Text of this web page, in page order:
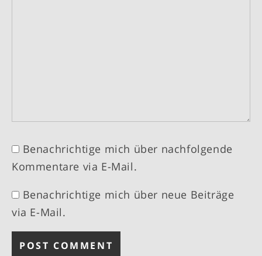
Benachrichtige mich über nachfolgende
Kommentare via E-Mail.
Benachrichtige mich über neue Beiträge
via E-Mail.